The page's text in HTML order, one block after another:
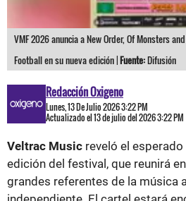
VMF 2026 anuncia a New Order, Of Monsters
Football en su nueva edición |Fuente:Difusión
Redacción Oxigeno
Lunes, 13 De Julio 2026 3:22 PM
Actualizado el 13 de julio del 2026 3:22 PM
Veltrac Music reveló el
edición del festival, que reunirá
grandes referentes de la música